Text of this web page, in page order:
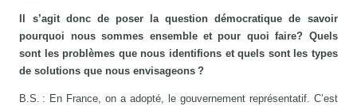
Il s’agit donc de poser la question démocratique de savoir
pourquoi nous sommes ensemble et pour quoi faire? Quels
sont les problèmes que nous identifions et quels sont les types
de solutions que nous envisageons ?
B.S. : En France, on a adopté, le gouvernement représentatif. C’est